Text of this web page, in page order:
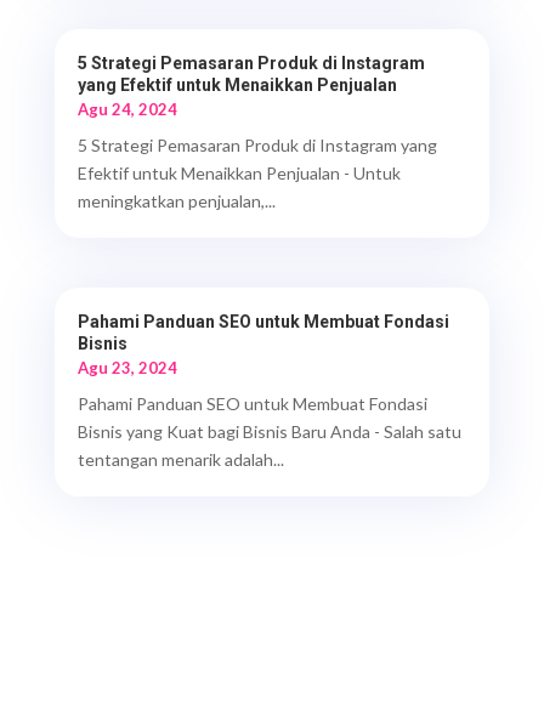
5 Strategi Pemasaran Produk di Instagram
yang Efektif untuk Menaikkan Penjualan
Agu 24, 2024
5 Strategi Pemasaran Produk di Instagram yang
Efektif untuk Menaikkan Penjualan - Untuk
meningkatkan penjualan,...
Pahami Panduan SEO untuk Membuat Fondasi
Bisnis
Agu 23, 2024
Pahami Panduan SEO untuk Membuat Fondasi
Bisnis yang Kuat bagi Bisnis Baru Anda - Salah satu
tentangan menarik adalah...